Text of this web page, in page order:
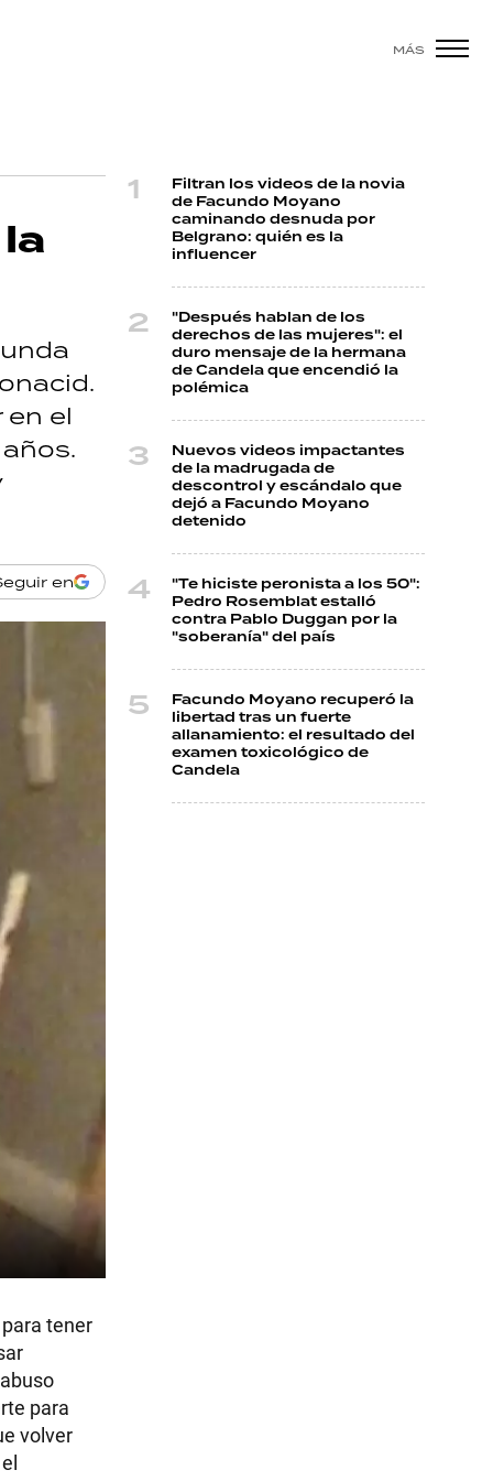
MÁS
en el
en
tener
para
volver
Filtran los videos de la novia
de Facundo Moyano
caminando desnuda por
Belgrano: quién es la
influencer
"Después hablan de los
derechos de las mujeres": el
duro mensaje de la hermana
de Candela que encendió la
polémica
Nuevos videos impactantes
de la madrugada de
descontrol y escándalo que
dejó a Facundo Moyano
detenido
"Te hiciste peronista a los 50":
Pedro Rosemblat estalló
contra Pablo Duggan por la
"soberanía" del país
Facundo Moyano recuperó la
libertad tras un fuerte
allanamiento: el resultado del
examen toxicológico de
Candela